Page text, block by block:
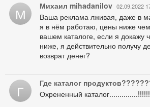
М Михаил mihadanilov 02.09.2022
Ваша реклама лживая, даже в
я в нём работаю, цены ниже
вашем каталоге, если я докажу
ниже, я действительно получу
возврат денег?
Г Где каталог
Охрененный